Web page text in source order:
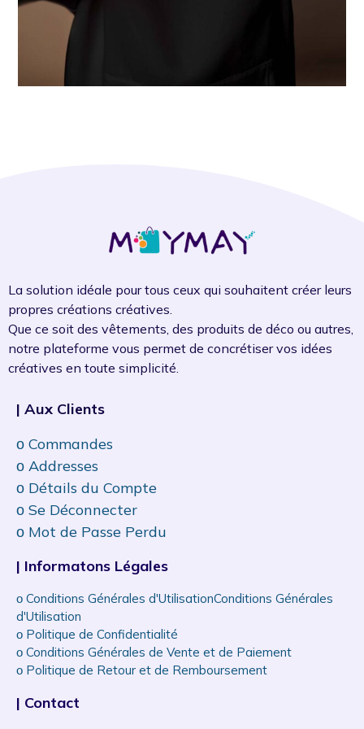
La solution idéale pour tous ceux qui souhaitent créer leurs
propres créations créatives.
Que ce soit des vêtements, des produits de déco ou autres,
notre plateforme vous permet de concrétiser vos idées
créatives en toute simplicité.
| Aux Clients
ᴏ Commandes
ᴏ Addresses
ᴏ Détails du Compte
ᴏ Se Déconnecter
ᴏ Mot de Passe Perdu
| Informatons Légales
ᴏ Conditions Générales d'UtilisationConditions Générales
d'Utilisation
ᴏ Politique de Confidentialité
ᴏ Conditions Générales de Vente et de Paiement
ᴏ Politique de Retour et de Remboursement
| Contact